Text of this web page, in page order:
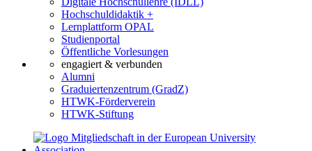
Hochschuldidaktik +
Lernplattform OPAL
Studienportal
Öffentliche Vorlesungen
engagiert & verbunden
Alumni
Graduiertenzentrum (GradZ)
HTWK-Förderverein
HTWK-Stiftung